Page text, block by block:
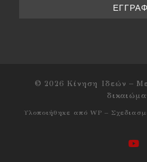
© 2026 Κίνηση Ιδεών –
Υλοποιήθηκε από WP –